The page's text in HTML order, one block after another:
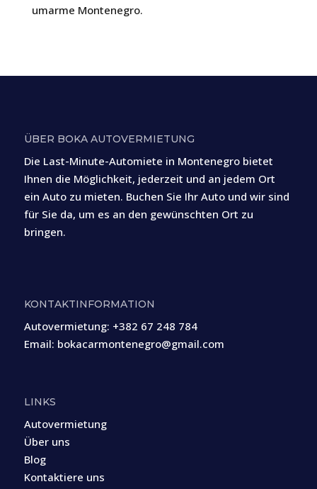
umarme Montenegro.
ÜBER BOKA AUTOVERMIETUNG
Die Last-Minute-Automiete in Montenegro bietet
Ihnen die Möglichkeit, jederzeit und an jedem Ort
ein Auto zu mieten. Buchen Sie Ihr Auto und wir sind
für Sie da, um es an den gewünschten Ort zu
bringen.
KONTAKTINFORMATION
Autovermietung: +382 67 248 784
Email: bokacarmontenegro@gmail.com
LINKS
Autovermietung
Über uns
Blog
Kontaktiere uns